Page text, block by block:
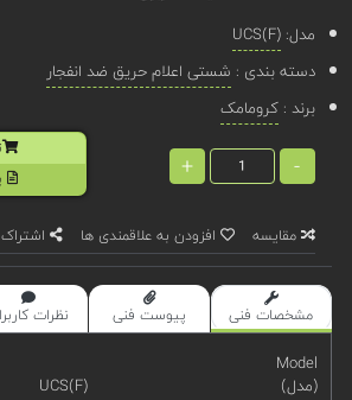
مدل:UCS(F)
دسته بندی : شستی اعلام حریق ضد انفجار
برند :کرومامک
-
+
مقایسه افزودن به علاقمندی ها
مشخصات فنی پیوست فنی نظرات
Model
(مدل)
UCS(F)